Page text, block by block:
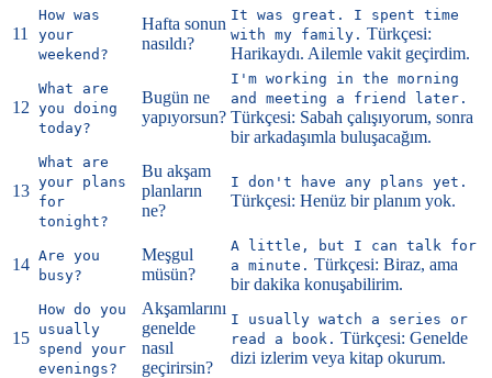
11
How was
your
weekend?
Hafta sonun
nasıldı?
It was great. I spent time
with my family. Türkçesi:
Harikaydı. Ailemle vakit geçirdim.
12
What are
you doing
today?
Bugün ne
yapıyorsun?
I'm working in the morning
and meeting a friend later.
Türkçesi: Sabah çalışıyorum, sonra
bir arkadaşımla buluşacağım.
13
What are
your plans
for
tonight?
Bu akşam
planların
ne?
I don't have any plans yet.
Türkçesi: Henüz bir planım yok.
14 Are you
busy?
Meşgul
müsün?
A little, but I can talk for
a minute. Türkçesi: Biraz, ama
bir dakika konuşabilirim.
15
How do you
usually
spend your
evenings?
Akşamlarını
genelde
nasıl
geçirirsin?
I usually watch a series or
read a book. Türkçesi: Genelde
dizi izlerim veya kitap okurum.